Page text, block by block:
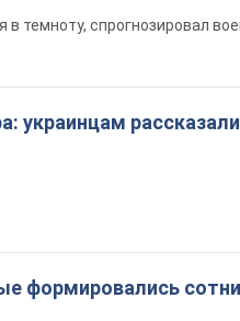
темноту, спрогнозировал
украинцам
формировались